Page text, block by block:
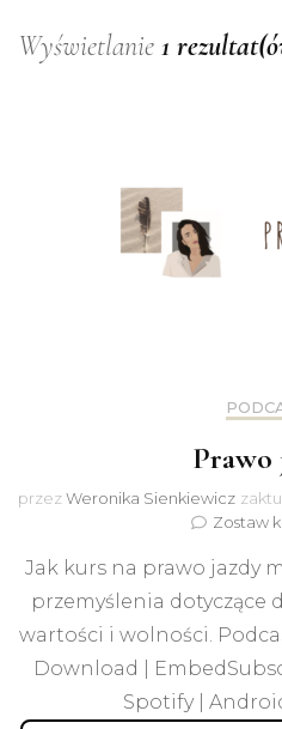
Wyświetlanie 1
Prawo
przezWeronika Sienkiewicz
Zostaw
Jak kurs na prawo jazdy
przemyślenia dotyczące
wartości i wolności.
Download |
Spotify |